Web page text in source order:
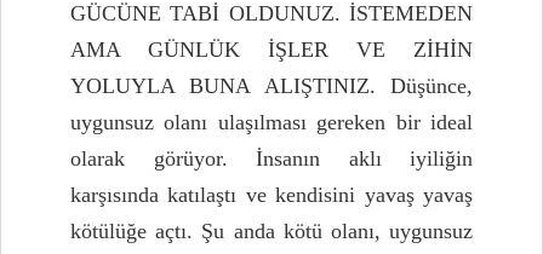
GÜCÜNE TABİ OLDUNUZ. İSTEMEDEN
AMA GÜNLÜK İŞLER VE ZİHİN
YOLUYLA BUNA ALIŞTINIZ.
Düşünce,
uygunsuz olanı ulaşılması gereken bir ideal
olarak görüyor. İnsanın aklı iyiliğin
karşısında katılaştı ve kendisini yavaş yavaş
kötülüğe açtı. Şu anda kötü olanı, uygunsuz